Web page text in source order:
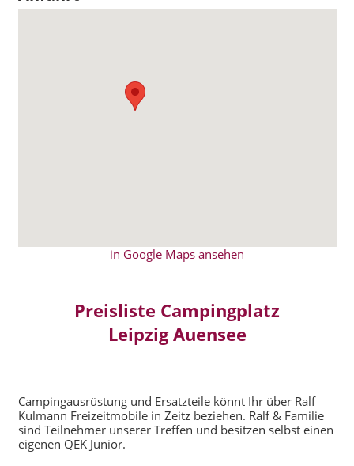
in Google Maps ansehen
Preisliste Campingplatz
Leipzig Auensee
Campingausrüstung und Ersatzteile könnt Ihr über Ralf
Kulmann Freizeitmobile in Zeitz beziehen. Ralf & Familie
sind Teilnehmer unserer Treffen und besitzen selbst einen
eigenen QEK Junior.